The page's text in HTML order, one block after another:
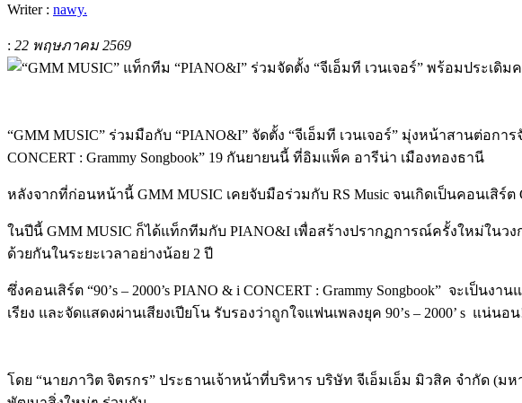
Writer : nawy.
: 22 พฤษภาคม 2569
“GMM MUSIC” ร่วมมือกับ “PIANO&I” จัดตั้ง “จีเอ็มที เวนเจอร์” มุ่งหน้าสานต่อการ
CONCERT : Grammy Songbook” 19 กันยายนนี้ ที่อิมแพ็ค อารีน่า เมืองทองธานี
หลังจากที่ก่อนหน้านี้ GMM MUSIC เคยจับมือร่วมกับ RS Music จนเกิดเป็นคอนเสิร์ต
ในปีนี้ GMM MUSIC ก็ได้แท็กทีมกับ PIANO&I เพื่อสร้างปรากฏการณ์ครั้งใหม่ในวง
ด้วยกันในระยะเวลาอย่างน้อย 2 ปี
ซึ่งคอนเสิร์ต “90’s – 2000’s PIANO & i CONCERT : Grammy Songbook” จะเป็นงาน
เรียง และจัดแสดงผ่านเสียงเปียโน รับรองว่าถูกใจแฟนเพลงยุค 90’s – 2000’ s แน่นอน
โดย “นายภาวิต จิตรกร” ประธานเจ้าหน้าที่บริหาร บริษัท จีเอ็มเอ็ม มิวสิค จำกัด (